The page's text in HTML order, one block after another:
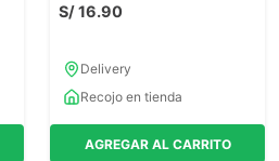
S/16.90
Delivery
Recojo en tienda
AGREGAR AL CARRITO